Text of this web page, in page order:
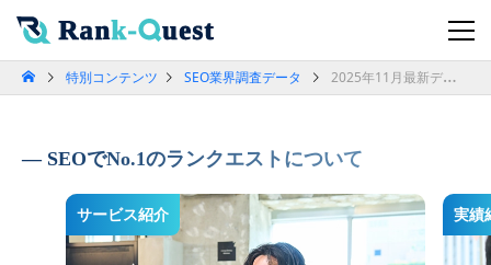
特別コンテンツ SEO業界調査データ 2025年11月最新データで「SEO順位別クリック率」を検証！検索順位がユーザー行動と集客に与える影響（SEO会社ランクエスト調べ）
SEOでNo.1のランクエストについて
サービス紹介 実績